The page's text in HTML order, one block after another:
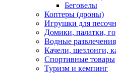
Беговелы
Коптеры (дроны)
Игрушки для
Домики, палатки,
Водные
Качели, шезлонги,
Спортивные товары
Туризм и кемпинг